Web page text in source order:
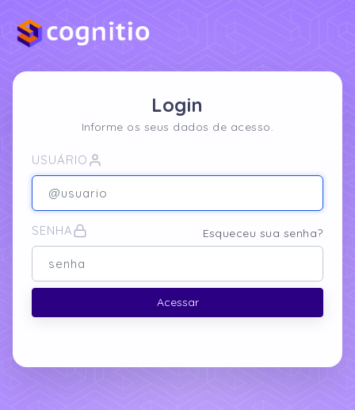
Login
Informe os seus dados de acesso.
USUÁRIO
SENHA Esqueceu sua senha?
Acessar